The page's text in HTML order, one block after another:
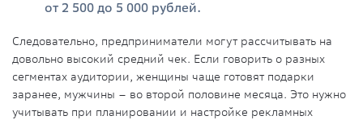
от 2 500 до 5 000 рублей.
Следовательно, предприниматели могут рассчитывать на
довольно высокий средний чек. Если говорить о разных
сегментах аудитории, женщины чаще готовят подарки
заранее, мужчины – во второй половине месяца. Это нужно
учитывать при планировании и настройке рекламных